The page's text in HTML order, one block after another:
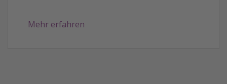
Mehr erfahren